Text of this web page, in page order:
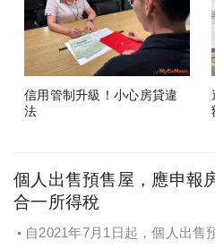
信用管制升級！小心房貸違
法
個人出售預售屋，應申報
合一所得稅
自2021年7月1日起，個人出售